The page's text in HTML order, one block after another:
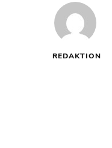
REDAKTION